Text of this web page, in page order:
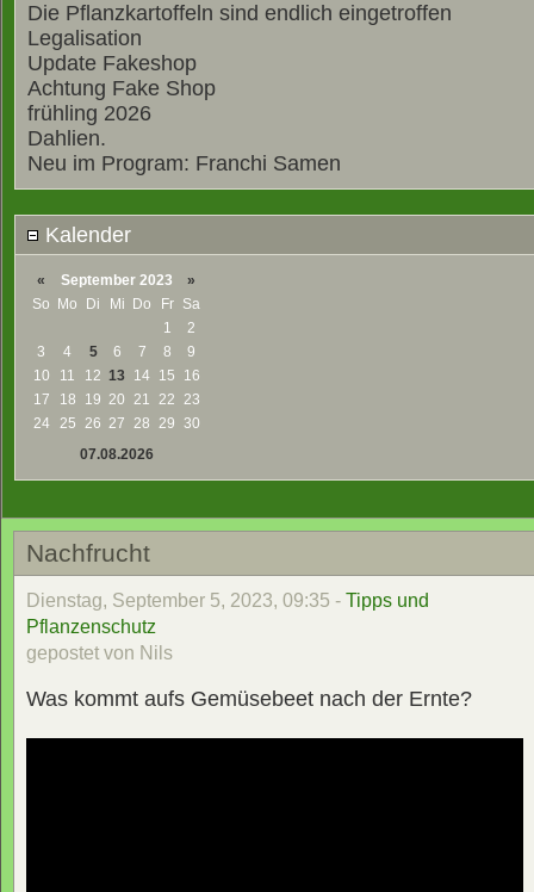
Die Pflanzkartoffeln sind endlich eingetroffen
Legalisation
Update Fakeshop
Achtung Fake Shop
frühling 2026
Dahlien.
Neu im Program: Franchi Samen
Kalender
« September 2023
»
So Mo Di Mi Do Fr
Sa
1
2
3
4 5 6 7 8
9
10
11 12 13 14 15
16
17
18 19 20 21 22 23
24
25 26 27 28 29 30
07.08.2026
Nachfrucht
Dienstag, September 5, 2023, 09:35 - Tipps und
Pflanzenschutz
gepostet von Nils
Was kommt aufs Gemüsebeet nach der Ernte?